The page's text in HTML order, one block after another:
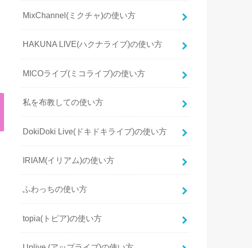
MixChannel(ミクチャ)の使い方
HAKUNA LIVE(ハクナライブ)の使い方
MICOライブ(ミコライブ)の使い方
私を布教しての使い方
DokiDoki Live(ドキドキライブ)の使い方
IRIAM(イリアム)の使い方
ふわっちの使い方
topia(トピア)の使い方